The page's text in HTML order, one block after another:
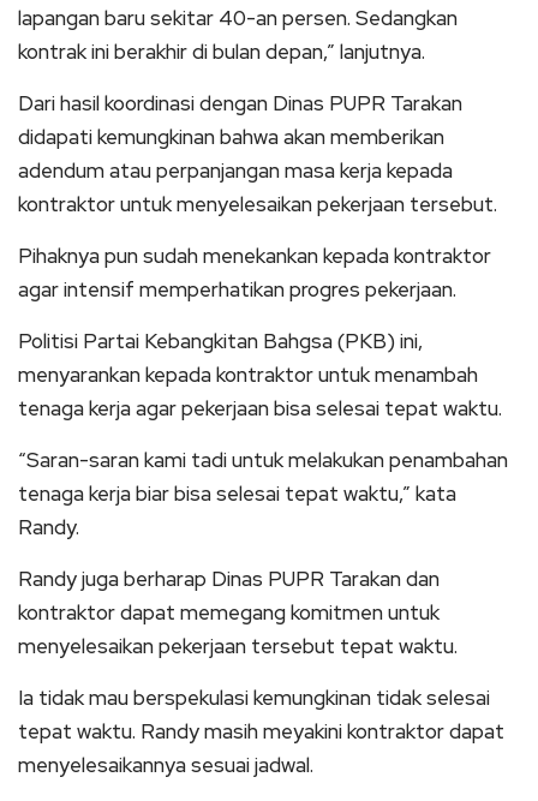
lapangan baru sekitar 40-an persen. Sedangkan
kontrak ini berakhir di bulan depan,” lanjutnya.
Dari hasil koordinasi dengan Dinas PUPR Tarakan
didapati kemungkinan bahwa akan memberikan
adendum atau perpanjangan masa kerja kepada
kontraktor untuk menyelesaikan pekerjaan tersebut.
Pihaknya pun sudah menekankan kepada kontraktor
agar intensif memperhatikan progres pekerjaan.
Politisi Partai Kebangkitan Bahgsa (PKB) ini,
menyarankan kepada kontraktor untuk menambah
tenaga kerja agar pekerjaan bisa selesai tepat waktu.
“Saran-saran kami tadi untuk melakukan penambahan
tenaga kerja biar bisa selesai tepat waktu,” kata
Randy.
Randy juga berharap Dinas PUPR Tarakan dan
kontraktor dapat memegang komitmen untuk
menyelesaikan pekerjaan tersebut tepat waktu.
Ia tidak mau berspekulasi kemungkinan tidak selesai
tepat waktu. Randy masih meyakini kontraktor dapat
menyelesaikannya sesuai jadwal.